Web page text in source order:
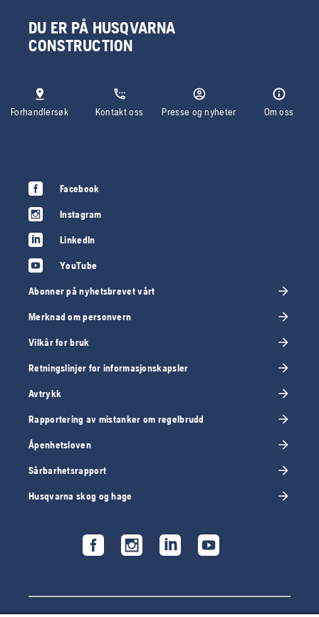
DU ER PÅ HUSQVARNA
CONSTRUCTION
Forhandlersøk Kontakt oss Presse og nyheter Om oss
Facebook
Instagram
LinkedIn
YouTube
Abonner på nyhetsbrevet vårt
Merknad om personvern
Vilkår for bruk
Retningslinjer for informasjonskapsler
Avtrykk
Rapportering av mistanker om regelbrudd
Åpenhetsloven
Sårbarhetsrapport
Husqvarna skog og hage